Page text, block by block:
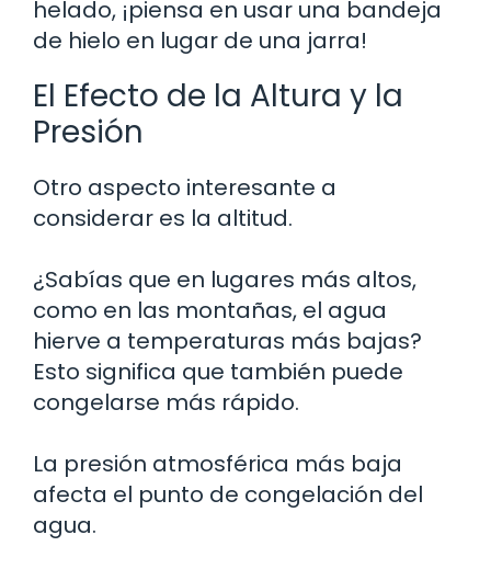
helado, ¡piensa en usar una bandeja
de hielo en lugar de una jarra!
El Efecto de la Altura y la
Presión
Otro aspecto interesante a
considerar es la altitud.
¿Sabías que en lugares más altos,
como en las montañas, el agua
hierve a temperaturas más bajas?
Esto significa que también puede
congelarse más rápido.
La presión atmosférica más baja
afecta el punto de congelación del
agua.